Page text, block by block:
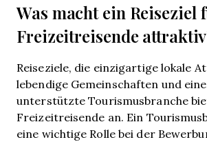
Was macht ein Reiseziel
Freizeitreisende
Reiseziele, die einzigartige lokale
lebendige Gemeinschaften und
unterstützte Tourismusbranche
Freizeitreisende an. Ein
eine wichtige Rolle bei der